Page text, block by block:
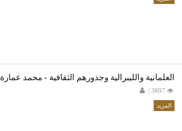
العلمانية والليبرالية وجذورهم الثقافية - محمد عمارة
المزيد